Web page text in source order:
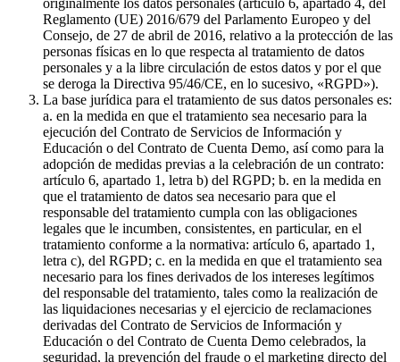
Reglamento (UE) 2016/679 del Parlamento Europeo y del
Consejo, de 27 de abril de 2016, relativo a la protección de las
personas físicas en lo que respecta al tratamiento de datos
personales y a la libre circulación de estos datos y por el que
se deroga la Directiva 95/46/CE, en lo sucesivo, «RGPD»).
La base jurídica para el tratamiento de sus datos personales es:
a. en la medida en que el tratamiento sea necesario para la
ejecución del Contrato de Servicios de Información y
Educación o del Contrato de Cuenta Demo, así como para la
adopción de medidas previas a la celebración de un contrato:
artículo 6, apartado 1, letra b) del RGPD; b. en la medida en
que el tratamiento de datos sea necesario para que el
responsable del tratamiento cumpla con las obligaciones
legales que le incumben, consistentes, en particular, en el
tratamiento conforme a la normativa: artículo 6, apartado 1,
letra c), del RGPD; c. en la medida en que el tratamiento sea
necesario para los fines derivados de los intereses legítimos
del responsable del tratamiento, tales como la realización de
las liquidaciones necesarias y el ejercicio de reclamaciones
derivadas del Contrato de Servicios de Información y
Educación o del Contrato de Cuenta Demo celebrados, la
seguridad, la prevención del fraude o el marketing directo del